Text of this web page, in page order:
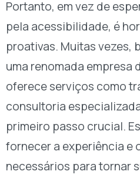
Portanto, em vez de
pela acessibilidade, é
proativas. Muitas vezes,
uma renomada empresa
oferece serviços como
consultoria
primeiro passo crucial.
fornecer a experiência e
necessários para tornar